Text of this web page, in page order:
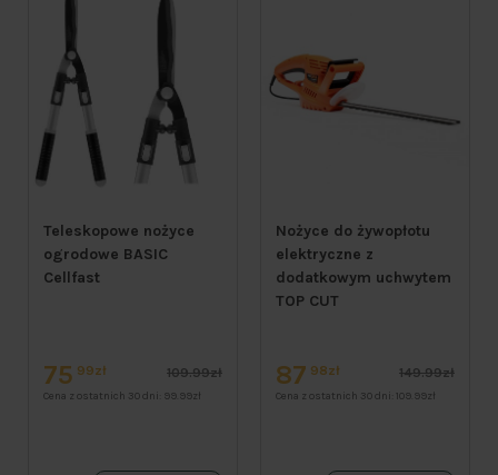
Teleskopowe nożyce
ogrodowe BASIC
Cellfast
75 99zł 109.99zł
Cena z ostatnich 30 dni: 99.99zł
Nożyce do żywopłotu
elektryczne z
dodatkowym uchwytem
TOP CUT
87 98zł 149.99zł
Cena z ostatnich 30 dni: 109.99zł